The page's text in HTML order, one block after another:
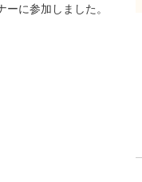
に参加しました。